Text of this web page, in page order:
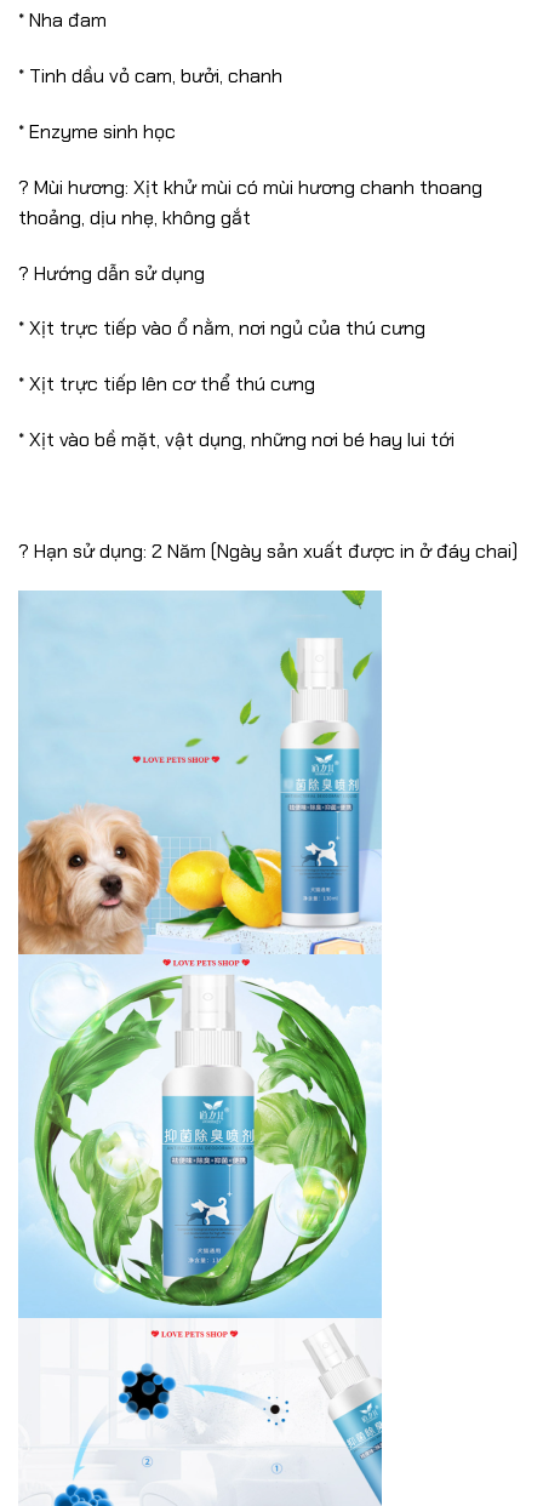
* Nha đam
* Tinh dầu vỏ cam, bưởi, chanh
* Enzyme sinh học
? Mùi hương: Xịt khử mùi có mùi hương chanh thoang
thoảng, dịu nhẹ, không gắt
? Hướng dẫn sử dụng
* Xịt trực tiếp vào ổ nằm, nơi ngủ của thú cưng
* Xịt trực tiếp lên cơ thể thú cưng
* Xịt vào bề mặt, vật dụng, những nơi bé hay lui tới
? Hạn sử dụng: 2 Năm (Ngày sản xuất được in ở đáy chai)